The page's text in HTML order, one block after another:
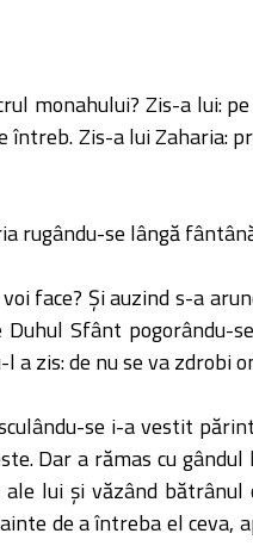
monahului? Zis-a lui:
Zis-a lui Zaharia:
rugându-se lângă
face? Şi auzind s-a
Sfânt
a zis: de nu se va zdrobi
se i-a vestit
Dar a rămas cu
lui şi văzând
de a întreba el ceva,